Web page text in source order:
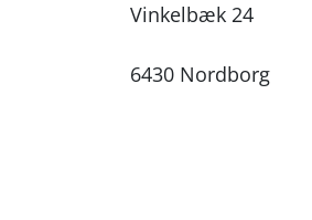
Vinkelbæk 24
6430 Nordborg